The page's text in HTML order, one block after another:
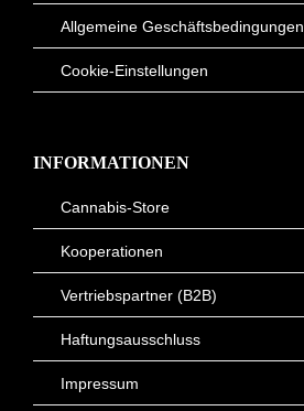
Allgemeine Geschäftsbedingungen
Cookie-Einstellungen
INFORMATIONEN
Cannabis-Store
Kooperationen
Vertriebspartner (B2B)
Haftungsausschluss
Impressum